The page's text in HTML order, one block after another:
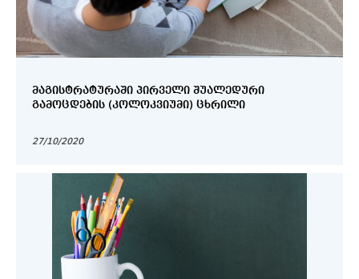
ᲛᲐᲒᲘᲡᲢᲠᲐᲢᲣᲠᲐᲨᲘ ᲞᲘᲠᲕᲔᲚᲘ ᲨᲣᲐᲚᲔᲓᲣᲠᲘ
ᲒᲐᲛᲝᲪᲓᲔᲑᲘᲡ (ᲙᲝᲚᲝᲙᲕᲘᲣᲛᲘ) ᲪᲮᲠᲘᲚᲘ
27/10/2020